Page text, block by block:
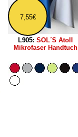
7,55€
L905: SOL´S Atoll
Mikrofaser Handtuch